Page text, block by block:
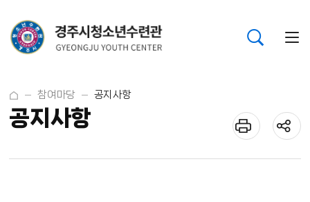
참여마당 공지사항
공지사항